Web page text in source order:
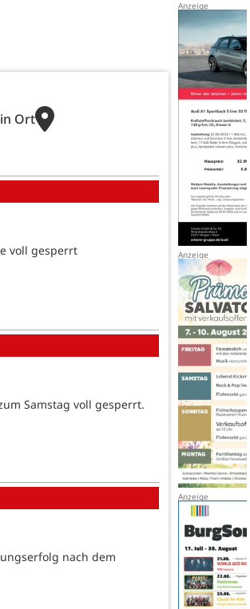
Ort
voll gesperrt
Samstag voll gesperrt.
nach dem